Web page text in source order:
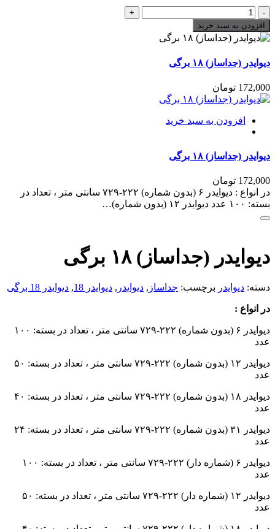
دیوایدر
(جداساز)
۱۲
برگی
شماره
دار
تعداد
افزودن به سبد خرید
دیوایدر (جداساز) ۱۸ برگی
172,000 تومان
افزودن به سبد خرید
دیوایدر (جداساز) ۱۸ برگی
172,000 تومان
در انواع : دیوایدر ۶ (بدون شماره) ۲۲۲-۷۲۹ سانتی متر ، تعداد در
بسته: ۱۰۰ عدد دیوایدر ۱۲ (بدون شماره)…
دیوایدر (جداساز) ۱۸ برگی
دسته: دیوایدر برچسب: جداساز , دیوایدر , دیوایدر 18 , دیوایدر 18 برگی
در انواع :
دیوایدر ۶ (بدون شماره) ۲۲۲-۷۲۹ سانتی متر ، تعداد در بسته: ۱۰۰
عدد
دیوایدر ۱۲ (بدون شماره) ۲۲۲-۷۲۹ سانتی متر ، تعداد در بسته: ۵۰
عدد
دیوایدر ۱۸ (بدون شماره) ۲۲۲-۷۲۹ سانتی متر ، تعداد در بسته: ۴۰
عدد
دیوایدر ۳۱ (بدون شماره) ۲۲۲-۷۲۹ سانتی متر ، تعداد در بسته: ۲۴
عدد
دیوایدر ۶ (شماره دار) ۲۲۲-۷۲۹ سانتی متر ، تعداد در بسته: ۱۰۰
عدد
دیوایدر ۱۲ (شماره دار) ۲۲۲-۷۲۹ سانتی متر ، تعداد در بسته: ۵۰
عدد